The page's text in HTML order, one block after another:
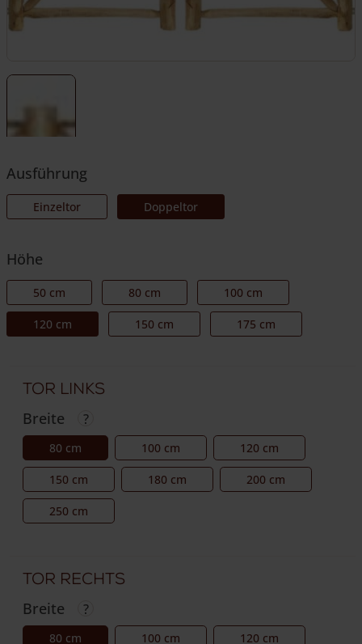
Ausführung
Einzeltor Doppeltor
Höhe
50 cm 80 cm 100 cm
120 cm 150 cm 175 cm
Tor links
Breite
80 cm 100 cm 120 cm
150 cm 180 cm 200 cm
250 cm
Tor rechts
Breite
80 cm 100 cm 120 cm